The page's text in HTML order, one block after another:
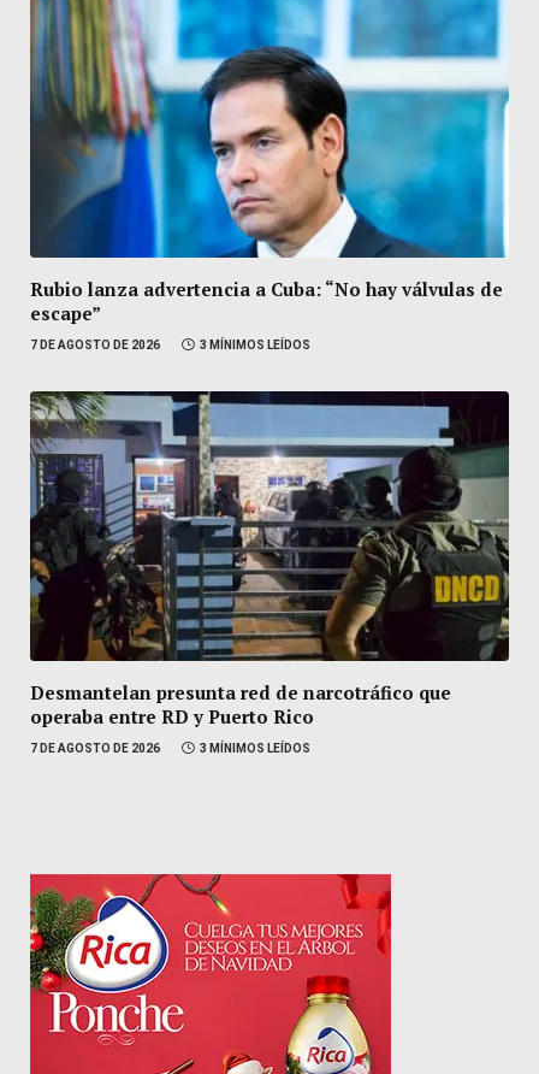
Rubio lanza advertencia a Cuba: “No hay válvulas de
escape”
7 DE AGOSTO DE 2026 3 MÍNIMOS LEÍDOS
Desmantelan presunta red de narcotráfico que
operaba entre RD y Puerto Rico
7 DE AGOSTO DE 2026 3 MÍNIMOS LEÍDOS